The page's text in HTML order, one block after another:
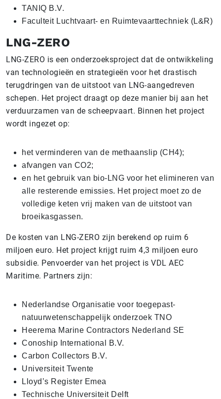
TANIQ B.V.
Faculteit Luchtvaart- en Ruimtevaarttechniek (L&R)
LNG-ZERO
LNG-ZERO is een onderzoeksproject dat de ontwikkeling
van technologieën en strategieën voor het drastisch
terugdringen van de uitstoot van LNG-aangedreven
schepen. Het project draagt op deze manier bij aan het
verduurzamen van de scheepvaart. Binnen het project
wordt ingezet op:
het verminderen van de methaanslip (CH4);
afvangen van CO2;
en het gebruik van bio-LNG voor het elimineren van
alle resterende emissies. Het project moet zo de
volledige keten vrij maken van de uitstoot van
broeikasgassen.
De kosten van LNG-ZERO zijn berekend op ruim 6
miljoen euro. Het project krijgt ruim 4,3 miljoen euro
subsidie. Penvoerder van het project is VDL AEC
Maritime. Partners zijn:
Nederlandse Organisatie voor toegepast-
natuurwetenschappelijk onderzoek TNO
Heerema Marine Contractors Nederland SE
Conoship International B.V.
Carbon Collectors B.V.
Universiteit Twente
Lloyd’s Register Emea
Technische Universiteit Delft